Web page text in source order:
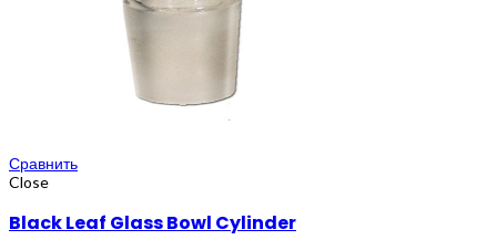
Сравнить
Close
Black Leaf Glass Bowl Cylinder